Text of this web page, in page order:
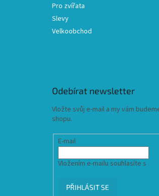
Pro zvířata
Slevy
Velkoobchod
Odebírat newsletter
Vložte svůj e-mail a my vám
shopu.
E-mail
Vložením e-mailu souhlasíte s
PŘIHLÁSIT SE